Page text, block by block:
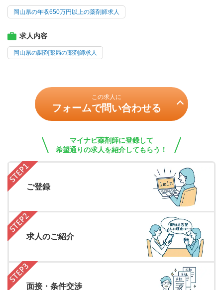
岡山県の年収650万円以上の薬剤師求人
求人内容
岡山県の調剤薬局の薬剤師求人
この求人に
フォームで問い合わせる
マイナビ薬剤師に登録して
希望通りの求人を紹介してもらう！
ご登録
求人のご紹介
面接・条件交渉